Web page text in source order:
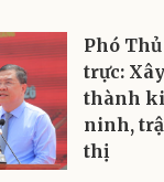
Phó
trực:
thành
ninh,
thị